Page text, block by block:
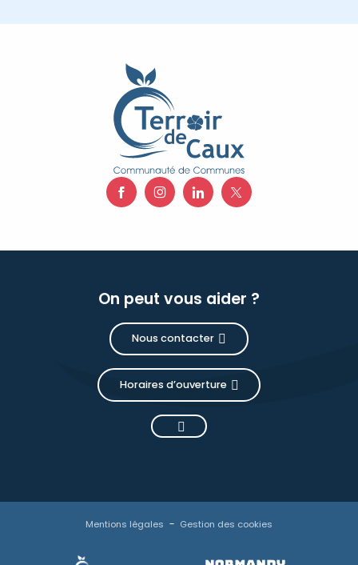
On peut vous aider ?
Nous contacter
Horaires d’ouverture
Mentions légales Gestion des cookies